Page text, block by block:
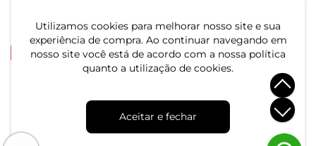
Utilizamos cookies para melhorar nosso site e sua
experiência de compra. Ao continuar navegando em
nosso site você está de acordo com a nossa política
quanto a utilização de cookies.
Aceitar e fechar
ou 4x de R$ 29,99 sem juros
-45%
Regata Feminina Endless
ou 1x de R$ 54,99 sem juros
-44%
Regata Feminina Decote
Quadrado Endless Marrom
ou 2x de R$ 34,99 sem juros